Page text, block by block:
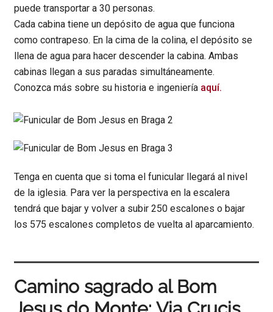
puede transportar a 30 personas.
Cada cabina tiene un depósito de agua que funciona
como contrapeso. En la cima de la colina, el depósito se
llena de agua para hacer descender la cabina. Ambas
cabinas llegan a sus paradas simultáneamente.
Conozca más sobre su historia e ingeniería aquí.
Tenga en cuenta que si toma el funicular llegará al nivel
de la iglesia. Para ver la perspectiva en la escalera
tendrá que bajar y volver a subir 250 escalones o bajar
los 575 escalones completos de vuelta al aparcamiento.
Camino sagrado al Bom